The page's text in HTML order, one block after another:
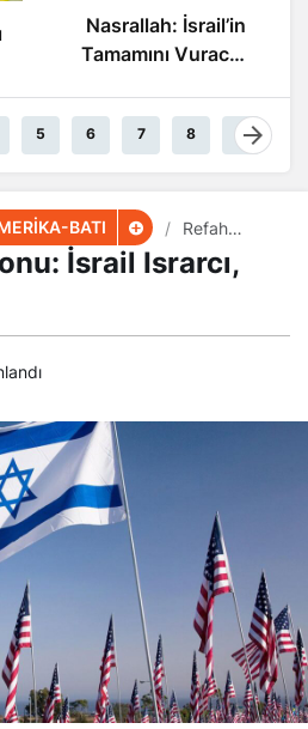
Nasrallah: İsrail’in
Tamamını Vuracak
5 6 7 8 9
BATI
Refah
: İsrail
İsrail Israrcı,